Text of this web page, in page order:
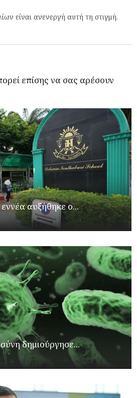
είναι ανενεργή αυτή τη στιγμή.
επίσης να σας αρέσουν
αυξήθηκε ο...
δημιούργησε...